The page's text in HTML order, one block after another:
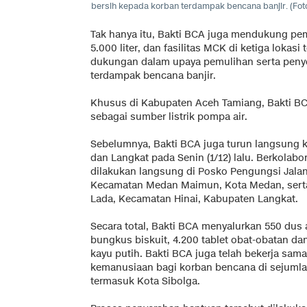
bersih kepada korban terdampak bencana banjir.
Tak hanya itu, Bakti BCA juga mendukung
5.000 liter, dan fasilitas MCK di ketiga lokasi
dukungan dalam upaya pemulihan serta
terdampak bencana banjir.
Khusus di Kabupaten Aceh Tamiang, Bakti
sebagai sumber listrik pompa air.
Sebelumnya, Bakti BCA juga turun langsung
dan Langkat pada Senin (1/12) lalu.
dilakukan langsung di Posko Pengungsi
Kecamatan Medan Maimun, Kota Medan,
Lada, Kecamatan Hinai, Kabupaten Langkat.
Secara total, Bakti BCA menyalurkan 550
bungkus biskuit, 4.200 tablet obat-obatan
kayu putih. Bakti BCA juga telah bekerja
kemanusiaan bagi korban bencana di
termasuk Kota Sibolga.